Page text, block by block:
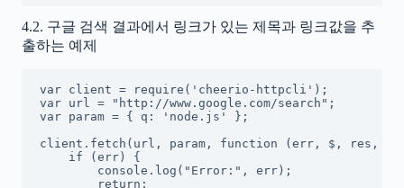
4.2. 구글 검색 결과에서 링크가 있는 제목과 링크값을 추
출하는 예제
var client = require('cheerio-httpcli');
var url = "http://www.google.com/search";
var param = { q: 'node.js' };
client.fetch(url, param, function (err, $, res,
    if (err) {
        console.log("Error:", err);
        return;